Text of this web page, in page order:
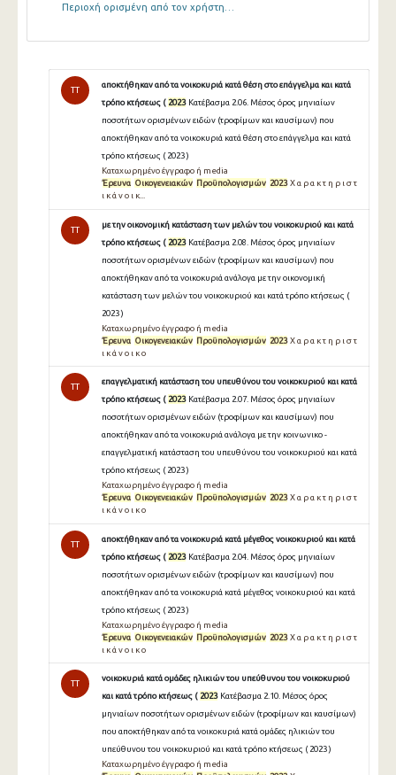
Περιοχή ορισμένη από τον χρήστη…
TT
αποκτήθηκαν από τα νοικοκυριά κατά θέση στο επάγγελμα και κατά
τρόπο κτήσεως ( 2023 Κατέβασμα 2.06. Μέσος όρος μηνιαίων
ποσοτήτων ορισμένων ειδών (τροφίμων και καυσίμων) που
αποκτήθηκαν από τα νοικοκυριά κατά θέση στο επάγγελμα και κατά
τρόπο κτήσεως ( 2023 )
Καταχωρημένο έγγραφο ή media
Έρευνα Οικογενειακών Προϋπολογισμών 2023Χ α ρ α κ τ η ρ ι σ τ
ι κ ά ν ο ι κ...
TT
με την οικονομική κατάσταση των μελών του νοικοκυριού και κατά
τρόπο κτήσεως ( 2023 Κατέβασμα 2.08. Μέσος όρος μηνιαίων
ποσοτήτων ορισμένων ειδών (τροφίμων και καυσίμων) που
αποκτήθηκαν από τα νοικοκυριά ανάλογα με την οικονομική
κατάσταση των μελών του νοικοκυριού και κατά τρόπο κτήσεως (
2023 )
Καταχωρημένο έγγραφο ή media
Έρευνα Οικογενειακών Προϋπολογισμών 2023Χ α ρ α κ τ η ρ ι σ τ
ι κ ά ν ο ι κ ο
TT
επαγγελματική κατάσταση του υπευθύνου του νοικοκυριού και κατά
τρόπο κτήσεως ( 2023 Κατέβασμα 2.07. Μέσος όρος μηνιαίων
ποσοτήτων ορισμένων ειδών (τροφίμων και καυσίμων) που
αποκτήθηκαν από τα νοικοκυριά ανάλογα με την κοινωνικο -
επαγγελματική κατάσταση του υπευθύνου του νοικοκυριού και κατά
τρόπο κτήσεως ( 2023 )
Καταχωρημένο έγγραφο ή media
Έρευνα Οικογενειακών Προϋπολογισμών 2023Χ α ρ α κ τ η ρ ι σ τ
ι κ ά ν ο ι κ ο
TT
αποκτήθηκαν από τα νοικοκυριά κατά μέγεθος νοικοκυριού και κατά
τρόπο κτήσεως ( 2023 Κατέβασμα 2.04. Μέσος όρος μηνιαίων
ποσοτήτων ορισμένων ειδών (τροφίμων και καυσίμων) που
αποκτήθηκαν από τα νοικοκυριά κατά μέγεθος νοικοκυριού και κατά
τρόπο κτήσεως ( 2023 )
Καταχωρημένο έγγραφο ή media
Έρευνα Οικογενειακών Προϋπολογισμών 2023Χ α ρ α κ τ η ρ ι σ τ
ι κ ά ν ο ι κ ο
TT
νοικοκυριά κατά ομάδες ηλικιών του υπεύθυνου του νοικοκυριού
και κατά τρόπο κτήσεως ( 2023 Κατέβασμα 2.10. Μέσος όρος
μηνιαίων ποσοτήτων ορισμένων ειδών (τροφίμων και καυσίμων)
που αποκτήθηκαν από τα νοικοκυριά κατά ομάδες ηλικιών του
υπεύθυνου του νοικοκυριού και κατά τρόπο κτήσεως ( 2023 )
Καταχωρημένο έγγραφο ή media